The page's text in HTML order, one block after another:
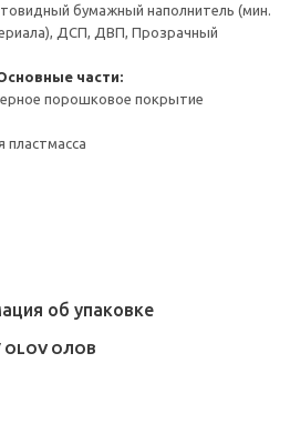
бумажный наполнитель (мин.
ДСП, ДВП, Прозрачный
части:
порошковое покрытие
пластмасса
об упаковке
OLOV ОЛОВ